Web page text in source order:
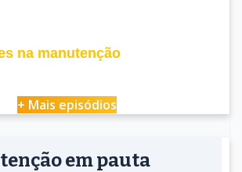
na manutenção
+ Mais episódios
em pauta